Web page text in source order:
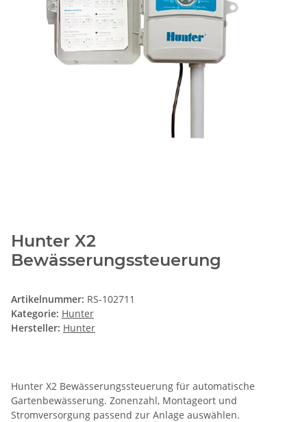
Hunter X2
Bewässerungssteuerung
Artikelnummer: RS-102711
Kategorie: Hunter
Hersteller: Hunter
Hunter X2 Bewässerungssteuerung für automatische
Gartenbewässerung. Zonenzahl, Montageort und
Stromversorgung passend zur Anlage auswählen.